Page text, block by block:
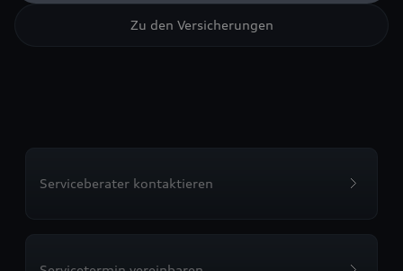
Zu den Versicherungen
Serviceberater kontaktieren